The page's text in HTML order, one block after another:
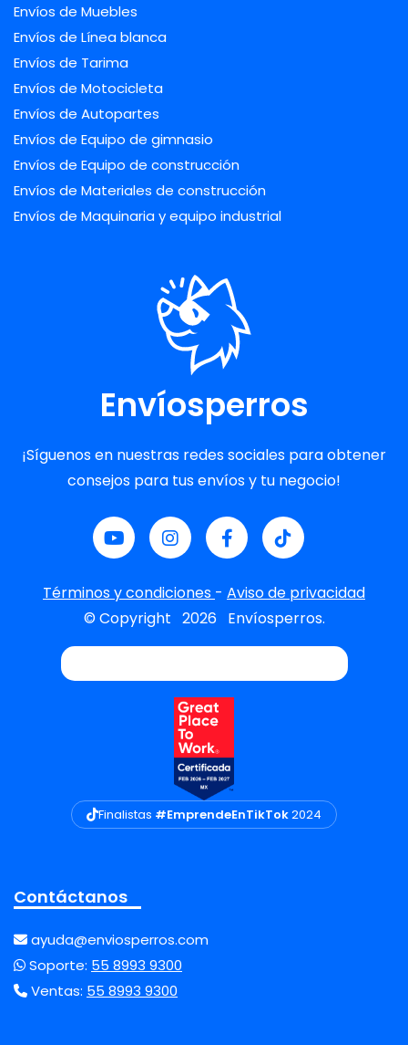
Envíos de Muebles
Envíos de Línea blanca
Envíos de Tarima
Envíos de Motocicleta
Envíos de Autopartes
Envíos de Equipo de gimnasio
Envíos de Equipo de construcción
Envíos de Materiales de construcción
Envíos de Maquinaria y equipo industrial
Envíosperros
¡Síguenos en nuestras redes sociales para obtener
consejos para tus envíos y tu negocio!
Términos y condiciones - Aviso de privacidad
© Copyright 2026 Envíosperros.
Finalistas #EmprendeEnTikTok2024
Contáctanos
ayuda@enviosperros.com
Soporte: 55 8993 9300
Ventas: 55 8993 9300